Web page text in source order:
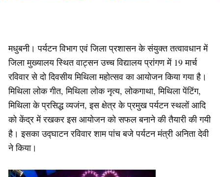
मधुबनी। पर्यटन विभाग एवं जिला प्रशासन के संयुक्त तत्वावधान में
जिला मुख्यालय स्थित वाट्सन उच्च विद्यालय प्रांगण में 19 मार्च
रविवार से दो दिवसीय मिथिला महोत्सव का आयोजन किया गया है।
मिथिला लोक गीत, मिथिला लोक नृत्य, लोकगाथा, मिथिला पेंटिंग,
मिथिला के प्रसिद्ध व्यजंन, इस क्षेत्र के प्रमुख पर्यटन स्थलों आदि
को केंद्र में रखकर इस आयोजन को सफल बनाने की तैयारी की गयी
है। इसका उद्घाटन रविवार शाम पांच बजे पर्यटन मंत्री अनिता देवी
ने किया।